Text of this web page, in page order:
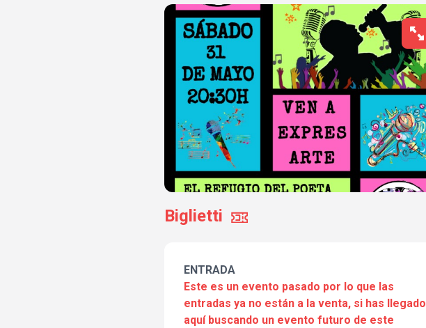
Biglietti
ENTRADA
Este es un evento pasado por lo que las
entradas ya no están a la venta, si has llegado
aquí buscando un evento futuro de este